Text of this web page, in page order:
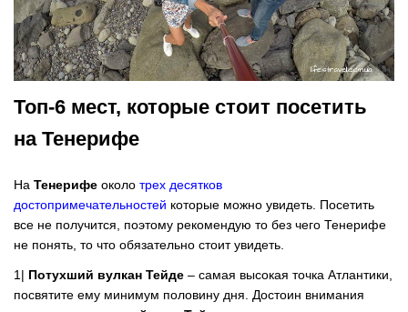
Топ-6 мест, которые стоит посетить
на Тенерифе
На Тенерифе около трех десятков
достопримечательностей которые можно увидеть. Посетить
все не получится, поэтому рекомендую то без чего Тенерифе
не понять, то что обязательно стоит увидеть.
1| Потухший вулкан Тейде – самая высокая точка Атлантики,
посвятите ему минимум половину дня. Достоин внимания